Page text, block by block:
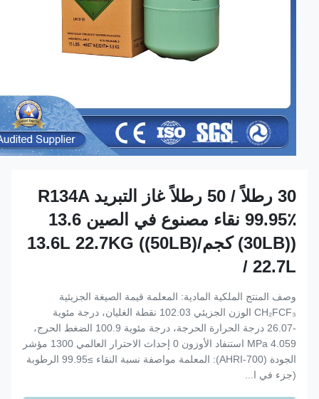
30 رطلاً / 50 رطلاً غاز التبريد R134A
99.95٪ نقاء مصنوع في الصين 13.6
((30LB) كجم/13.6L 22.7KG ((50LB)
/ 22.7L
وصف المنتج الملكية المادية: المعلمة قيمة الصيغة الجزيئية
CH₂FCF₃ الوزن الجزيئي 102.03 نقطة الغليان، درجة مئوية
-26.07 درجة الحرارة الحرجة، درجة مئوية 100.9 الضغط الحرج،
MPa 4.059 استنفاد الأوزون 0 إحداث الاحترار العالمي 1300 مؤشر
الجودة (AHRI-700): المعلمة مواصفة نسبة النقاء ≥99.95 الرطوبة
(جزء في ا...